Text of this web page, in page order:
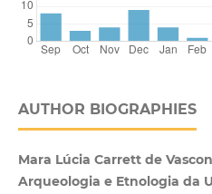
AUTHOR BIOGRAPHIES
Mara Lúcia Carrett de
Arqueologia e Etnologia da